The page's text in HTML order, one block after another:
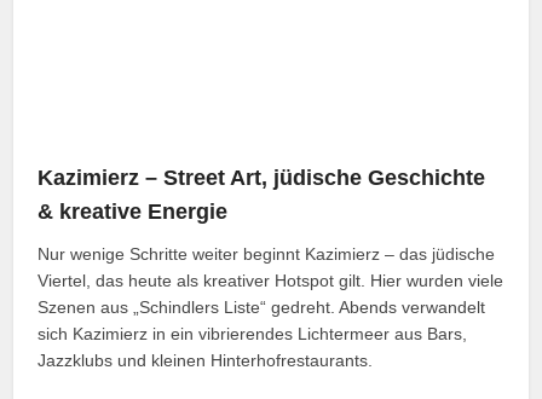
Kazimierz – Street Art, jüdische Geschichte
& kreative Energie
Nur wenige Schritte weiter beginnt Kazimierz – das jüdische
Viertel, das heute als kreativer Hotspot gilt. Hier wurden viele
Szenen aus „Schindlers Liste“ gedreht. Abends verwandelt
sich Kazimierz in ein vibrierendes Lichtermeer aus Bars,
Jazzklubs und kleinen Hinterhofrestaurants.